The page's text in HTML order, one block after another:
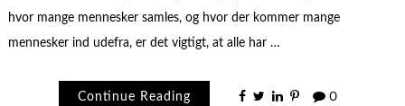
hvor mange mennesker samles, og hvor der kommer mange
mennesker ind udefra, er det vigtigt, at alle har …
Continue Reading 0